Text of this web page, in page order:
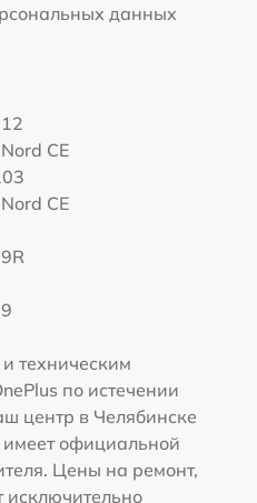
данных
CE
CE
техническим
по истечении
центр в Челябинске
имеет официальной
Цены на ремонт,
исключительно